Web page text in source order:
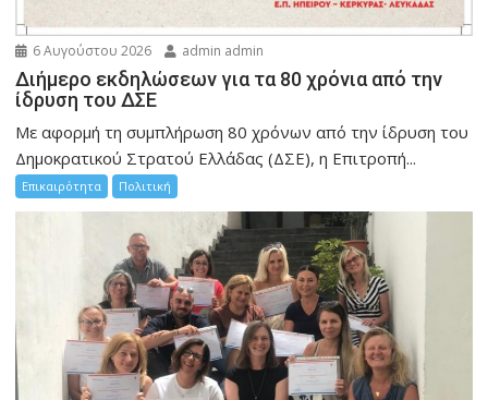
6 Αυγούστου 2026 admin admin
Διήμερο εκδηλώσεων για τα 80 χρόνια από την
ίδρυση του ΔΣΕ
Με αφορμή τη συμπλήρωση 80 χρόνων από την ίδρυση του
Δημοκρατικού Στρατού Ελλάδας (ΔΣΕ), η Επιτροπή...
Επικαιρότητα Πολιτική